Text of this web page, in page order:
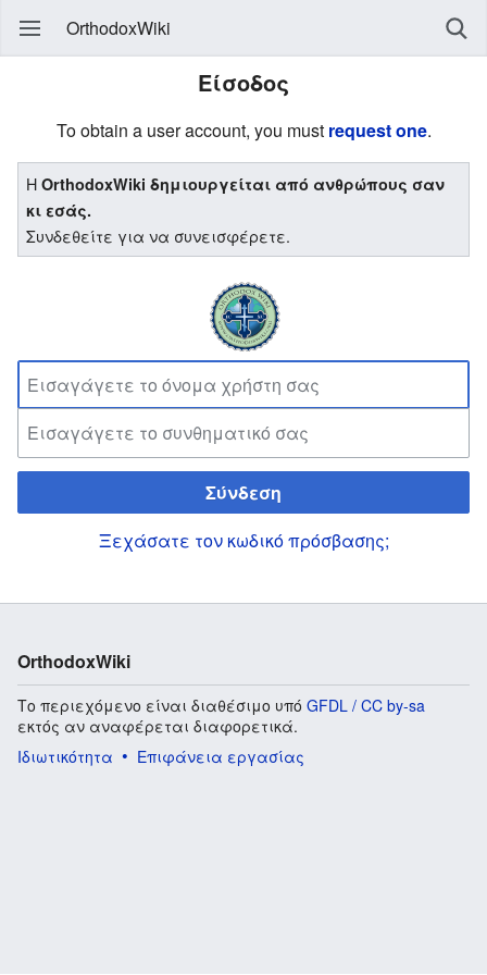
OrthodoxWiki
Είσοδος
To obtain a user account, you must request one.
ΗOrthodoxWiki δημιουργείται από ανθρώπους σαν
κι εσάς.
Συνδεθείτε για να συνεισφέρετε.
Σύνδεση
Ξεχάσατε τον κωδικό πρόσβασης;
OrthodoxWiki
Το περιεχόμενο είναι διαθέσιμο υπό GFDL / CC by-sa
εκτός αν αναφέρεται διαφορετικά.
Ιδιωτικότητα
Επιφάνεια εργασίας